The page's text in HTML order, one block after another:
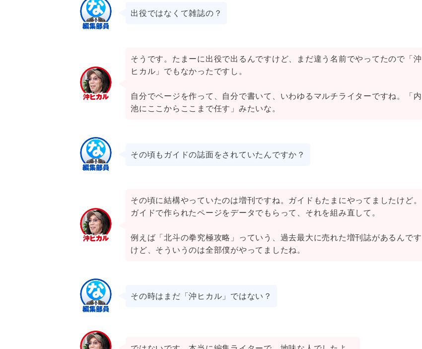
出役ではなくて雑誌の？
そうです。たまーに出役で出るんですけど、まだ違う名前でやってたので「沖
ヒカル」でもなかったですし。
自分でページを作って、自分で書いて、いわゆるマルチライターですね。「内
池にここからここまで任す」みたいな。
その頃もガイドの誌面をされていたんですか？
その頃に結構やっていたのは増刊ですね。ガイドもたまにやってましたけど。
ガイドで作られたページをデータでもらって、それを組み直して。
例えば「北斗の拳究極攻略」っていう、過去最大に売れた増刊誌があるんです
けど、そういうのは全部僕がやってましたね。
その時はまだ「沖ヒカル」ではない？